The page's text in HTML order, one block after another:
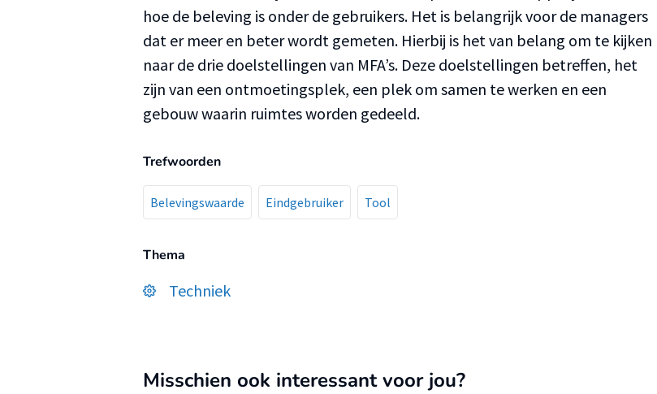
hoe de beleving is onder de gebruikers. Het is belangrijk voor de managers
dat er meer en beter wordt gemeten. Hierbij is het van belang om te kijken
naar de drie doelstellingen van MFA’s. Deze doelstellingen betreffen, het
zijn van een ontmoetingsplek, een plek om samen te werken en een
gebouw waarin ruimtes worden gedeeld.
Trefwoorden
Belevingswaarde Eindgebruiker Tool
Thema
Techniek
Misschien ook interessant voor jou?